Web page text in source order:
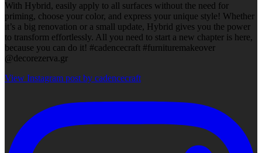
With Hybrid, easily apply to all surfaces without the need for
priming, choose your color, and express your unique style! Whether
it’s a big renovation or a small update, Hybrid gives you the power
to transform effortlessly. All you need to start a new chapter is here,
because you can do it! #cadencecraft #furnituremakeover
@decorezerva.gr
View Instagram post by cadencecraft